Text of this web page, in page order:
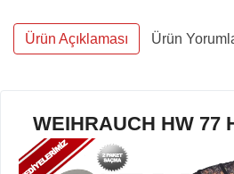
Ürün Açıklaması Ürün
WEIHRAUCH HW 77